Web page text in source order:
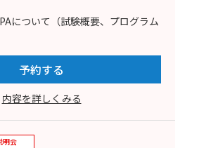
について（試験概要、プログラム
予約する
内容を詳しくみる
明会